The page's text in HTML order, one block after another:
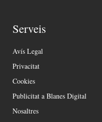
Serveis
Avís Legal
Privacitat
Cookies
Publicitat a Blanes Digital
Nosaltres